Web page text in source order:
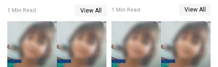
1 Min Read View All
ശല്യം ചെയ്തയാളെ 26 തവണ
മുഖത്തടിച്ച് അധ്യാപിക
1 Min Read View All